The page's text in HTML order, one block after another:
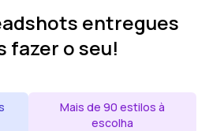
entregues
fazer o seu!
Mais de 90 estilos à
escolha